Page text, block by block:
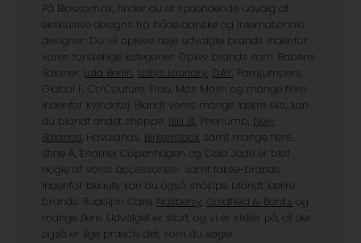
På Blossom.dk, finder du et spændende udvalg af
eksklusive designs fra både danske og internationale
designer. Du vil opleve nøje udvalgte brands indenfor
vores forskellige kategorier. Oplev brands som: Rabens
Saloner, Lala Berlin, Lollys Laundry, DAY, Parajumpers,
Global F, Co’Couture, Frau, Mos Mosh og mange flere
indenfor kvindetøj. Blandt vores mange lækre sko, kan
du blandt andet shoppe: Billi Bi, Phenumb, New
Balance, Havaianas, Birkenstock samt mange flere.
Stine A, Enamel Copenhagen og Cala Jade er blot
nogle af vores accessories- samt takse-brands.
Indenfor beauty kan du også shoppe blandt lækre
brands: Rudolph Care, Nailberry,Goldfield & Banks og
mange flere. Udvalget er stort, og vi er sikker på, at der
også er lige præcis det, som du søger.